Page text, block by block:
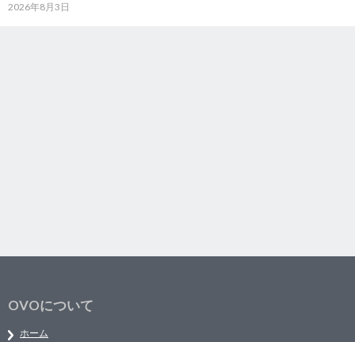
2026年8月3日
OVOについて
ホーム